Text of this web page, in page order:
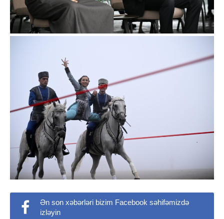
Ən son xəbərləri bizim Facebook səhifəmizdə
izləyin